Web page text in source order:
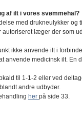
af ilt i vores svømmehal?
med drukneulykker
autoriseret læger der som
ikke anvende ilt i
anvende medicinsk ilt. En
til 1-1-2 eller ved
andre udbyder.
her på side 33.